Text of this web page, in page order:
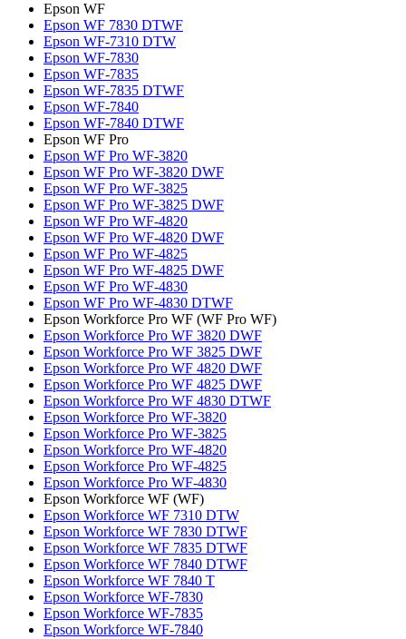
Epson WF
Epson WF 7830 DTWF
Epson WF-7310 DTW
Epson WF-7830
Epson WF-7835
Epson WF-7835 DTWF
Epson WF-7840
Epson WF-7840 DTWF
Epson WF Pro
Epson WF Pro WF-3820
Epson WF Pro WF-3820 DWF
Epson WF Pro WF-3825
Epson WF Pro WF-3825 DWF
Epson WF Pro WF-4820
Epson WF Pro WF-4820 DWF
Epson WF Pro WF-4825
Epson WF Pro WF-4825 DWF
Epson WF Pro WF-4830
Epson WF Pro WF-4830 DTWF
Epson Workforce Pro WF (WF Pro WF)
Epson Workforce Pro WF 3820 DWF
Epson Workforce Pro WF 3825 DWF
Epson Workforce Pro WF 4820 DWF
Epson Workforce Pro WF 4825 DWF
Epson Workforce Pro WF 4830 DTWF
Epson Workforce Pro WF-3820
Epson Workforce Pro WF-3825
Epson Workforce Pro WF-4820
Epson Workforce Pro WF-4825
Epson Workforce Pro WF-4830
Epson Workforce WF (WF)
Epson Workforce WF 7310 DTW
Epson Workforce WF 7830 DTWF
Epson Workforce WF 7835 DTWF
Epson Workforce WF 7840 DTWF
Epson Workforce WF 7840 T
Epson Workforce WF-7830
Epson Workforce WF-7835
Epson Workforce WF-7840